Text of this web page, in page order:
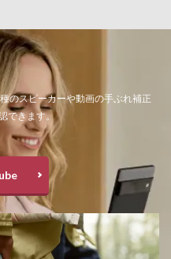
のスピーカーや動画の手ぶれ補正
できます。